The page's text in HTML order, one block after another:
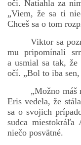
oči. Natiahla za
„Viem, že sa ti
Chceš sa o tom
Viktor sa
mu pripomínali
a usmial sa tak,
očí. „Bol to iba
„Možno
Eris vedela, že
sa o svojich
sudca miestokráľa
niečo posvätné.